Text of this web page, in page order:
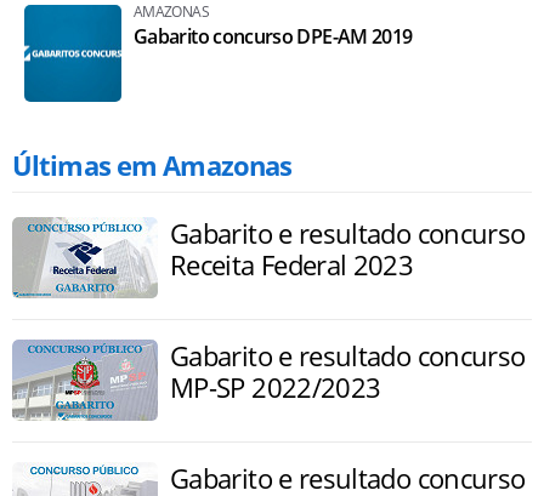
AMAZONAS
Gabarito concurso DPE-AM 2019
Últimas em Amazonas
Gabarito e resultado concurso
Receita Federal 2023
Gabarito e resultado concurso
MP-SP 2022/2023
Gabarito e resultado concurso